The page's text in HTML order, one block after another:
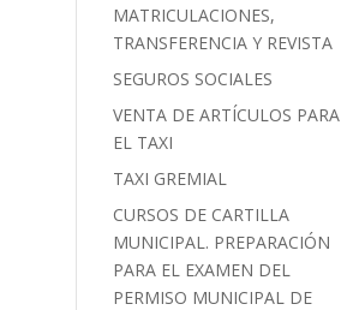
MATRICULACIONES,
TRANSFERENCIA Y REVISTA
SEGUROS SOCIALES
VENTA DE ARTÍCULOS PARA
EL TAXI
TAXI GREMIAL
CURSOS DE CARTILLA
MUNICIPAL. PREPARACIÓN
PARA EL EXAMEN DEL
PERMISO MUNICIPAL DE